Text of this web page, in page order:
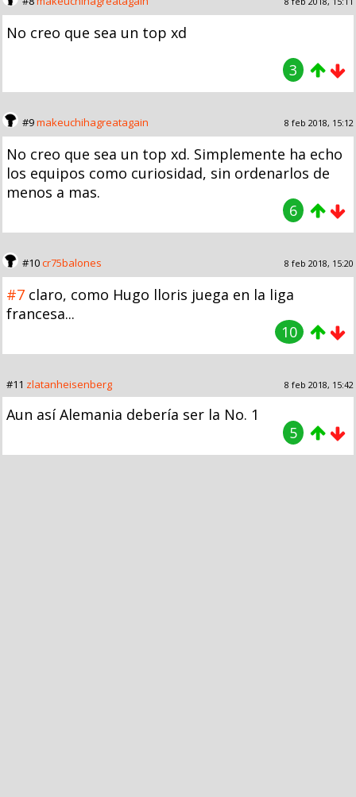
No creo que sea un top xd
3
#9makeuchihagreatagain 8 feb 2018, 15:12
No creo que sea un top xd. Simplemente ha echo
los equipos como curiosidad, sin ordenarlos de
menos a mas.
6
#10cr75balones 8 feb 2018, 15:20
#7 claro, como Hugo lloris juega en la liga
francesa...
10
#11 zlatanheisenberg 8 feb 2018, 15:42
Aun así Alemania debería ser la No. 1
5